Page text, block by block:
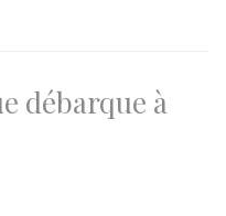
débarque à